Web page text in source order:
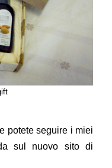
potete seguire i miei
sul nuovo sito di